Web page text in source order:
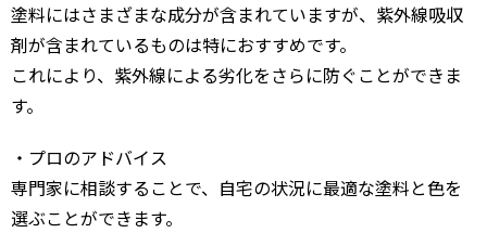
塗料にはさまざまな成分が含まれていますが、紫外線吸収
剤が含まれているものは特におすすめです。
これにより、紫外線による劣化をさらに防ぐことができま
す。
・プロのアドバイス
専門家に相談することで、自宅の状況に最適な塗料と色を
選ぶことができます。